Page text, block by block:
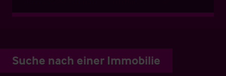
Suche nach einer Immobilie